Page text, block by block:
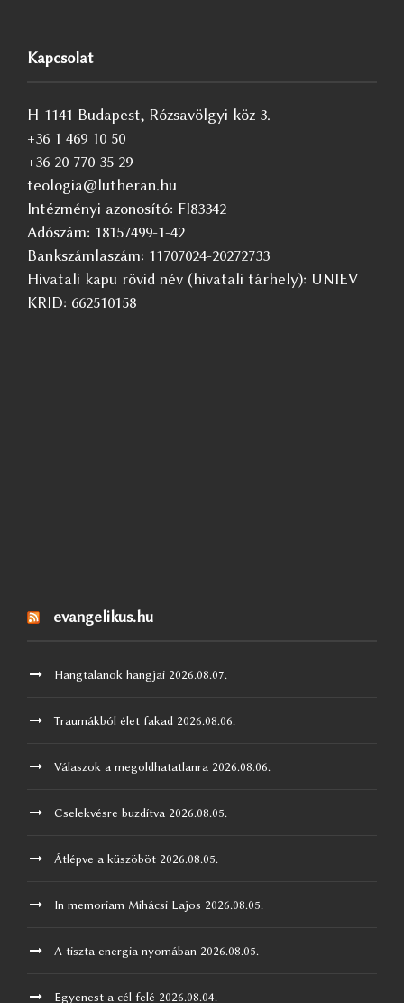
Kapcsolat
H-1141 Budapest, Rózsavölgyi köz 3.
+36 1 469 10 50
+36 20 770 35 29
teologia@lutheran.hu
Intézményi azonosító: FI83342
Adószám: 18157499-1-42
Bankszámlaszám: 11707024-20272733
Hivatali kapu rövid név (hivatali tárhely): UNIEV
KRID: 662510158
evangelikus.hu
Hangtalanok hangjai 2026.08.07.
Traumákból élet fakad 2026.08.06.
Válaszok a megoldhatatlanra 2026.08.06.
Cselekvésre buzdítva 2026.08.05.
Átlépve a küszöböt 2026.08.05.
In memoriam Mihácsi Lajos 2026.08.05.
A tiszta energia nyomában 2026.08.05.
Egyenest a cél felé 2026.08.04.